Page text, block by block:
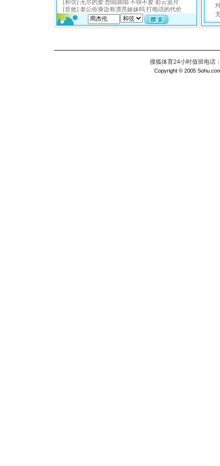
搜狐体育24小时值班电话
Copyright © 2005